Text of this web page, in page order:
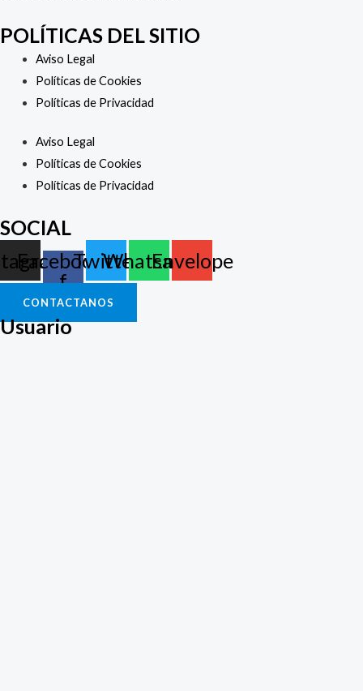
POLÍTICAS DEL SITIO
Aviso Legal
Políticas de Cookies
Políticas de Privacidad
Aviso Legal
Políticas de Cookies
Políticas de Privacidad
SOCIAL
Facebook-
f
Twitter
Whatsapp
Envelope
CONTACTANOS
Usuario